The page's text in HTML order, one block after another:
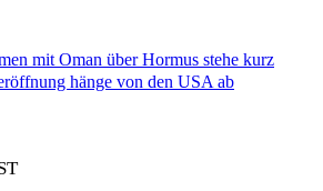
mit Oman über Hormus stehe kurz
hänge von den USA ab